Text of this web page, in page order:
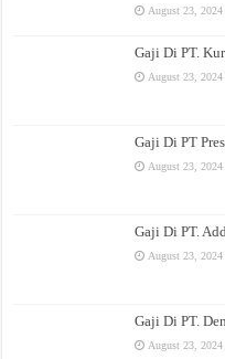
August 23, 2024
Gaji Di PT.
August 23, 2024
Gaji Di PT
August 23, 2024
Gaji Di PT.
August 23, 2024
Gaji Di PT.
August 23, 2024